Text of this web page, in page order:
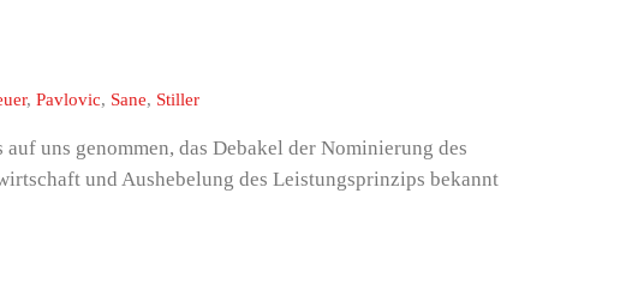
, Pavlovic, Sane, Stiller
uns genommen, das Debakel der Nominierung des
und Aushebelung des Leistungsprinzips bekannt